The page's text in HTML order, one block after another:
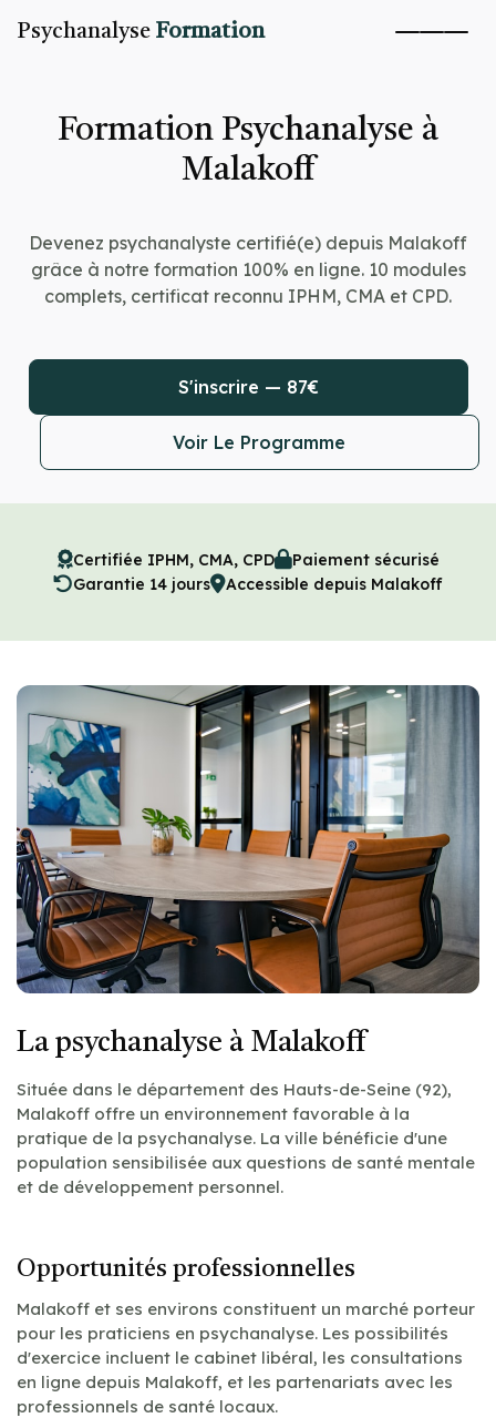
Psychanalyse Formation
Formation Psychanalyse à
Malakoff
Devenez psychanalyste certifié(e) depuis Malakoff
grâce à notre formation 100% en ligne. 10 modules
complets, certificat reconnu IPHM, CMA et CPD.
S'inscrire — 87€
Voir Le Programme
Certifiée IPHM, CMA, CPD
Paiement sécurisé
Garantie 14 jours
Accessible depuis Malakoff
La psychanalyse à Malakoff
Située dans le département des Hauts-de-Seine (92),
Malakoff offre un environnement favorable à la
pratique de la psychanalyse. La ville bénéficie d'une
population sensibilisée aux questions de santé mentale
et de développement personnel.
Opportunités professionnelles
Malakoff et ses environs constituent un marché porteur
pour les praticiens en psychanalyse. Les possibilités
d'exercice incluent le cabinet libéral, les consultations
en ligne depuis Malakoff, et les partenariats avec les
professionnels de santé locaux.